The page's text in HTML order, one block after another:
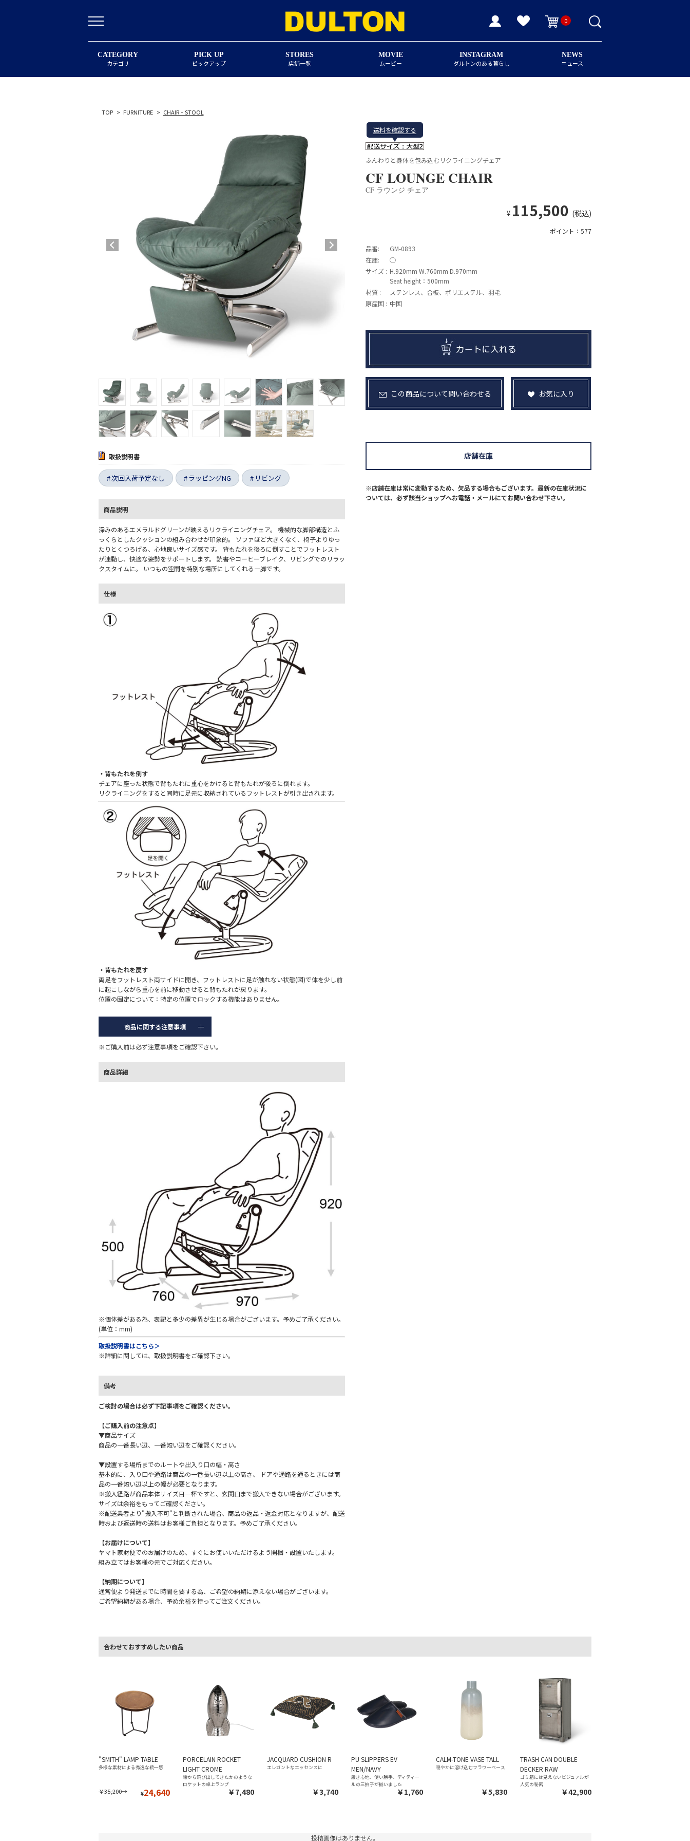
0
CATEGORY
カテゴリ
PICK UP
ピックアップ
STORES
店舗一覧
MOVIE
ムービー
INSTAGRAM
ダルトンのある暮らし
NEWS
ニュース
TOP > FURNITURE > CHAIR・STOOL
取扱説明書
次回入荷予定なし ラッピングNG リビング
商品説明
深みのあるエメラルドグリーンが映えるリクライニングチェア。 機械的な脚部構造とふ
っくらとしたクッションの組み合わせが印象的。 ソファほど大きくなく、椅子よりゆっ
たりとくつろげる、心地良いサイズ感です。 背もたれを後ろに倒すことでフットレスト
が連動し、快適な姿勢をサポートします。 読書やコーヒーブレイク、リビングでのリラッ
クスタイムに。 いつもの空間を特別な場所にしてくれる一脚です。
仕様
・背もたれを倒す
チェアに座った状態で背もたれに重心をかけると背もたれが後ろに倒れます。
リクライニングをすると同時に足元に収納されているフットレストが引き出されます。
・背もたれを戻す
両足をフットレスト両サイドに開き、フットレストに足が触れない状態(図)で体を少し前
に起こしながら重心を前に移動させると背もたれが戻ります。
位置の固定について：特定の位置でロックする機能はありません。
商品に関する注意事項
※ご購入前は必ず注意事項をご確認下さい。
商品詳細
※個体差がある為、表記と多少の差異が生じる場合がございます。予めご了承ください。
(単位：mm)
取扱説明書はこちら＞
※詳細に関しては、取扱説明書をご確認下さい。
備考
ご検討の場合は必ず下記事項をご確認ください。
【ご購入前の注意点】
▼商品サイズ
商品の一番長い辺、一番短い辺をご確認ください。
▼設置する場所までのルートや出入り口の幅・高さ
基本的に、入り口や通路は商品の一番長い辺以上の高さ、 ドアや通路を通るときには商
品の一番短い辺以上の幅が必要となります。
※搬入経路が商品本体サイズ目一杯ですと、玄関口まで搬入できない場合がございます。
サイズは余裕をもってご確認ください。
※配送業者より"搬入不可"と判断された場合、商品の返品・返金対応となりますが、配送
時および返送時の送料はお客様ご負担となります。予めご了承ください。
【お届けについて】
ヤマト家財便でのお届けのため、すぐにお使いいただけるよう開梱・設置いたします。
組み立てはお客様の元でご対応ください。
【納期について】
通常便より発送までに時間を要する為、ご希望の納期に添えない場合がございます。
ご希望納期がある場合、予め余裕を持ってご注文ください。
送料を確認する
ふんわりと身体を包み込むリクライニングチェア
CF LOUNGE CHAIR
CF ラウンジ チェア
¥ 115,500 (税込)
ポイント：577
品番:
GM-0893
在庫:
◯
サイズ : H.920mm W.760mm D.970mm
Seat height：500mm
材質 :
ステンレス、合板、ポリエステル、羽毛
原産国 : 中国
この商品について問い合わせる お気に入り
※店舗在庫は常に変動するため、欠品する場合もございます。最新の在庫状況に
ついては、必ず該当ショップへお電話・メールにてお問い合わせ下さい。
店舗在庫
合わせておすすめしたい商品
"SMITH" LAMP TABLE
多様な素材による秀逸な統一感
￥35,200→ ¥24,640
PORCELAIN ROCKET
LIGHT CROME
絵から飛び出してきたかのような
ロケットの卓上ランプ
￥7,480
JACQUARD CUSHION R
エレガントなエッセンスに
￥3,740
PU SLIPPERS EV
MEN/NAVY
履き心地、使い勝手、ディティー
ルの三拍子が揃いました
￥1,760
CALM-TONE VASE TALL
穏やかに溶け込むフラワーベース
￥5,830
TRASH CAN DOUBLE
DECKER RAW
ゴミ箱には見えないビジュアルが
人気の秘密
￥42,900
投稿画像はありません。